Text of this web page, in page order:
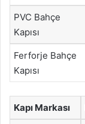
PVC Bahçe
Kapısı
Ferforje Bahçe
Kapısı
Kapı Markası